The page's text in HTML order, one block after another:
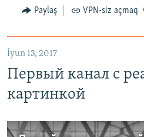
Paylaş VPN-siz açmaq
İyun 13, 2017
Первый канал с
картинкой